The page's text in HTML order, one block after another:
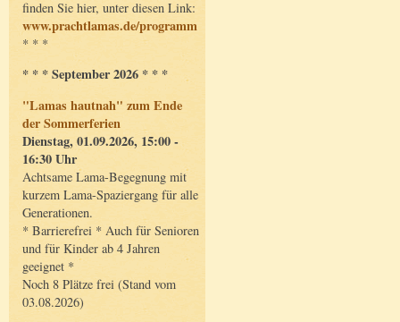
finden Sie hier, unter diesen Link:
www.prachtlamas.de/programm
* * *
* * * September 2026 * * *
"Lamas hautnah" zum Ende
der Sommerferien
Dienstag, 01.09.2026, 15:00 -
16:30 Uhr
Achtsame Lama-Begegnung mit
kurzem Lama-Spaziergang für alle
Generationen.
* Barrierefrei * Auch für Senioren
und für Kinder ab 4 Jahren
geeignet *
Noch 8 Plätze frei (Stand vom
03.08.2026)